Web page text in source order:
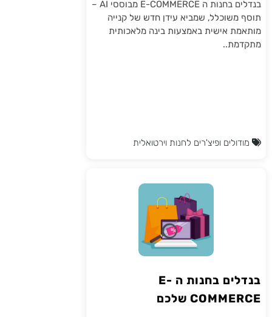
בנדלים בחנות ה E-COMMERCE מבוססי AI –
תוסף משוכלל, שמביא עידן חדש של קנייה
מותאמת אישית באמצעות בינה מלאכותית
מתקדמת..
מודולים ופיצ'רים לחנות וירטואלית
בנדלים בחנות ה E-
COMMERCE שלכם